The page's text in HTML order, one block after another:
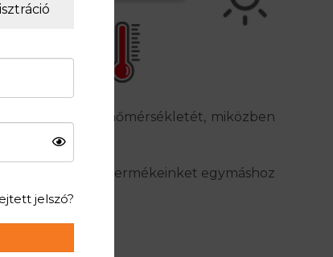
a test hőmérsékletét, miközben
a termékeinket egymáshoz
jelszó?